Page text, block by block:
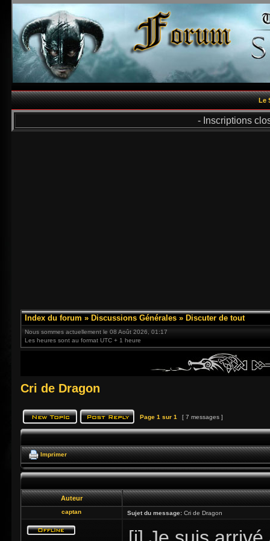
Le
- Inscriptions
Index du forum » Discussions Générales » Discuter de tout
Nous sommes actuellement le 08 Août 2026, 01:17
Les heures sont au format UTC + 1 heure
Cri de Dragon
Page 1 sur 1 [ 7 messages ]
Imprimer
Auteur
captan Sujet du message: Cri de Dragon